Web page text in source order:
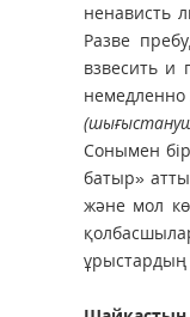
ненависть
Разве
взвесить и
немедленно
Сонымен
батыр»
және мол
ұрыстардың